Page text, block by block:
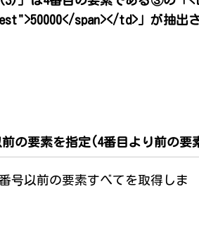
span></td>」が抽出
の要素を指定(4番目より前の要
号以前の要素すべてを取得しま